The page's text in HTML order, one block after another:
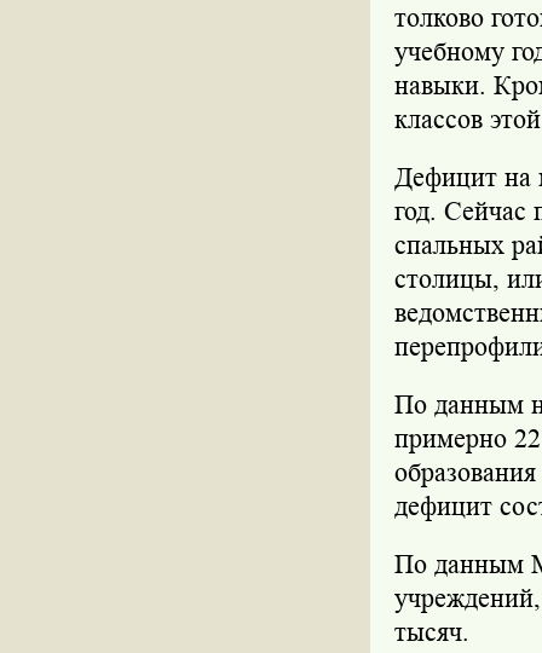
толково
учебному
навыки.
классов
Дефицит на
год. Сейчас
спальных
столицы,
По данным
примерно
дефицит
По данным
тысяч.